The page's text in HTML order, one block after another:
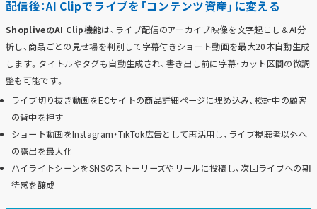
配信後：AI Clipでライブを「コンテンツ資産」に変える
ShopliveのAI Clip機能は、ライブ配信のアーカイブ映像を文字起こし＆AI分
析し、商品ごとの見せ場を判別して字幕付きショート動画を最大20本自動生成
します。タイトルやタグも自動生成され、書き出し前に字幕・カット区間の微調
整も可能です。
ライブ切り抜き動画をECサイトの商品詳細ページに埋め込み、検討中の顧客
の背中を押す
ショート動画をInstagram・TikTok広告として再活用し、ライブ視聴者以外へ
の露出を最大化
ハイライトシーンをSNSのストーリーズやリールに投稿し、次回ライブへの期
待感を醸成